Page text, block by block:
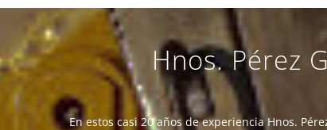
Hnos. Pérez
En estos casi 20 años de experiencia Hnos.